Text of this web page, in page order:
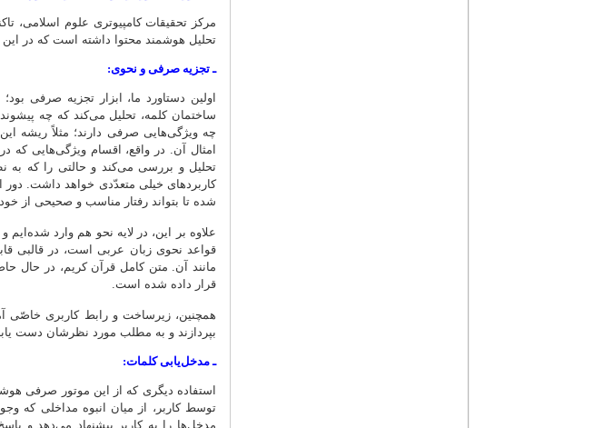
مرکز تحقیقات کامپیوتری علوم اسلامی،
تحلیل هوشمند محتوا داشته‌ است که در این
ـ تجزیه صرفی و نحوی:
اولین دستاورد ما، ابزار تجزیه صرفی
ساختمان کلمه، تحلیل می‌کند که چه
چه ویژگی‌هایی صرفی دارند؛ مثلاً ریشه‌
امثال آن. در واقع، اقسام ویژگی‌هایی که
تحلیل و بررسی می‌کند و حالتی را که
کاربردهای خیلی متعدّدی خواهد داشت. دور
شده تا بتواند رفتار مناسب و صحیحی از
علاوه بر این، در لایه نحو هم وارد شده‌ایم
قواعد نحوی زبان عربی است، در قالبی
مانند آن. متن کامل قرآن کریم، در حال
قرار داده شده است.
همچنین، زیرساخت و رابط کاربری خاصّی
بپردازند و به مطلب مورد نظرشان دست
ـ مدخل‌یابی کلمات:
استفاده دیگری که از این موتور صرفی
توسط کاربر، از میان انبوه مداخلی که
مدخل‌ها را به کاربر پیشنهاد می‌دهد و